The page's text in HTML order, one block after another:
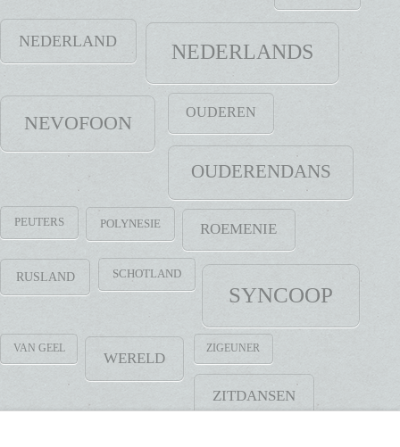
NEDERLAND NEDERLANDS
NEVOFOON OUDEREN
OUDERENDANS
PEUTERS POLYNESIE ROEMENIE
RUSLAND SCHOTLAND
SYNCOOP
VAN GEEL
WERELD
ZIGEUNER
ZITDANSEN